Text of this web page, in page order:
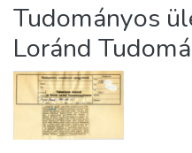
About us
Tudományos
Loránd